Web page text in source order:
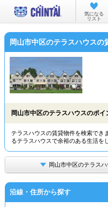
お部
気になる
リスト
岡山市中区のテラスハウスの
岡山市中区のテラスハウスのポイ
テラスハウスの賃貸物件を検索でき
るテラスハウスで余裕のある生活を
岡山市中区のテラス
沿線・住所から探す